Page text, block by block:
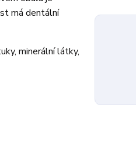
má dentální
minerální látky,